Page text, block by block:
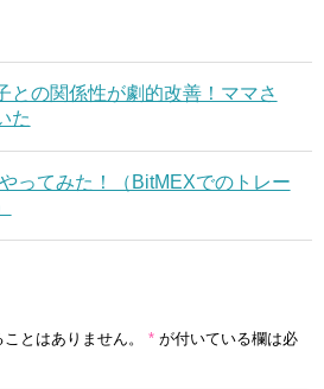
との関係性が劇的改善！ママさ
た
ってみた！（BitMEXでのトレー
とはありません。 * が付いている欄は必